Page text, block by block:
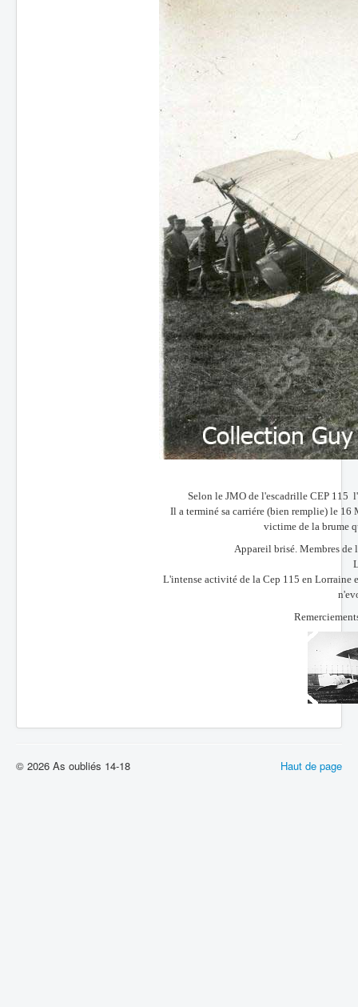
Selon le JMO de l'escadrille CEP 115
Il a terminé sa carriére (bien remplie) le
victime de la brume
Appareil brisé. Membres de
L'intense activité de la Cep 115 en Lorraine
Haut de page
© 2026 As oubliés 14-18